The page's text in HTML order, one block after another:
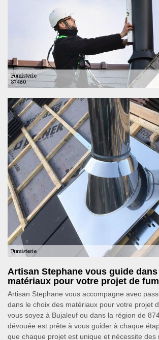
Artisan Stephane vous guide
matériaux pour votre projet de
Artisan Stephane vous accompagne avec
dans le choix des matériaux pour votre projet
vous soyez à Bujaleuf ou dans la région de
dévouée est prête à vous guider à chaque
que chaque projet est unique et nécessite des